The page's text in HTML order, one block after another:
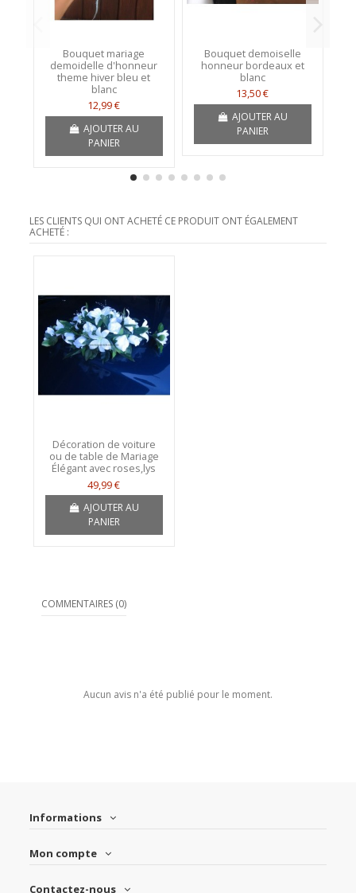
Bouquet mariage
demoidelle d'honneur
theme hiver bleu et
blanc
12,99 €
AJOUTER AU
PANIER
Bouquet demoiselle
honneur bordeaux et
blanc
13,50 €
AJOUTER AU
PANIER
LES CLIENTS QUI ONT ACHETÉ CE PRODUIT ONT ÉGALEMENT
ACHETÉ :
Décoration de voiture
ou de table de Mariage
Élégant avec roses,lys
49,99 €
AJOUTER AU
PANIER
COMMENTAIRES (0)
Aucun avis n'a été publié pour le moment.
Informations
Mon compte
Contactez-nous